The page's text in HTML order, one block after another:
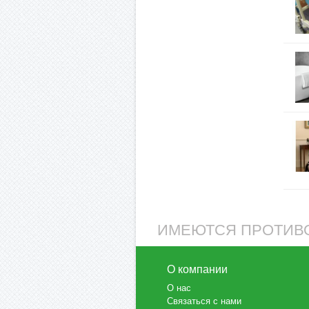
ИМЕЮТСЯ
О компании
О нас
Связаться с нами